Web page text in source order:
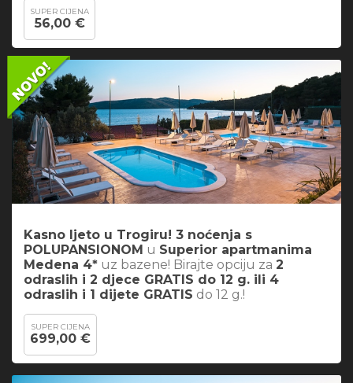
SUPER CIJENA
56,00 €
Kasno ljeto u Trogiru! 3 noćenja s
POLUPANSIONOM u Superior apartmanima
Medena 4* uz bazene! Birajte opciju za 2
odraslih i 2 djece GRATIS do 12 g. ili 4
odraslih i 1 dijete GRATIS do 12 g.!
SUPER CIJENA
699,00 €